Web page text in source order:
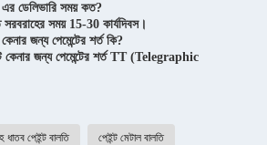
এর ডেলিভারি সময় কত?
সময় 15-30 কার্যদিবস।
জন্য পেমেন্টের শর্ত কি?
কেনার জন্য পেমেন্টের শর্ত TT (Telegraphic
ধাতব পেইন্ট বালতি পেইন্ট মেটাল বালতি